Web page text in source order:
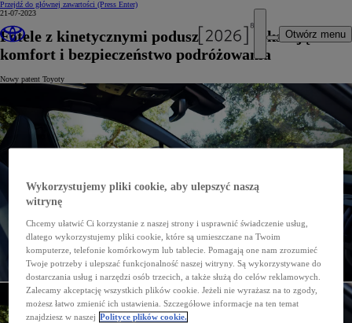
Przejdź do głównej zawartości (Press Enter)
Otwórz menu
21-07-2023
Fotele z kinetycznymi poduszkami zwiększające
komfort i bezpieczeństwo podróżowania
Nowy patent Toyoty
Wykorzystujemy pliki cookie, aby ulepszyć naszą
witrynę
Chcemy ułatwić Ci korzystanie z naszej strony i usprawnić świadczenie usług,
dlatego wykorzystujemy pliki cookie, które są umieszczane na Twoim
komputerze, telefonie komórkowym lub tablecie. Pomagają one nam zrozumieć
Twoje potrzeby i ulepszać funkcjonalność naszej witryny. Są wykorzystywane do
dostarczania usług i narzędzi osób trzecich, a także służą do celów reklamowych.
Zalecamy akceptację wszystkich plików cookie. Jeżeli nie wyrażasz na to zgody,
możesz łatwo zmienić ich ustawienia. Szczegółowe informacje na ten temat
znajdziesz w naszej Polityce plików cookie.